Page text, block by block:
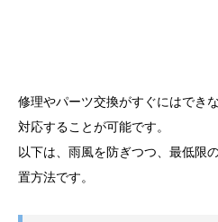
修理やパーツ交換がすぐにはでき
対応することが可能です。
以下は、雨風を防ぎつつ、最低限
置方法です。